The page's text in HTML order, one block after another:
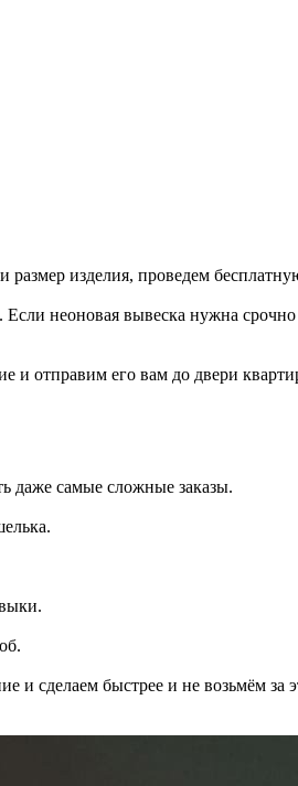
изделия, проведем
неоновая вывеска нужна
и отправим его вам до двери
даже самые сложные заказы.
сделаем быстрее и не возьмём за